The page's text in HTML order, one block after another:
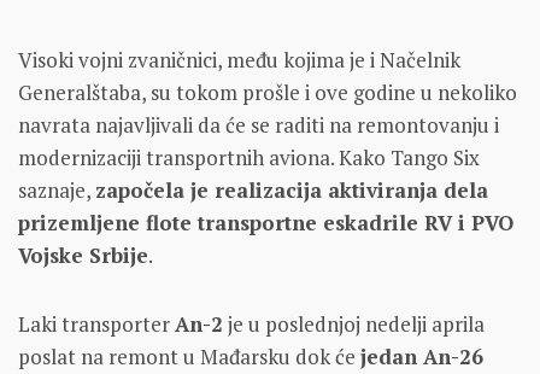
Visoki vojni zvaničnici, među kojima je i Načelnik
Generalštaba, su tokom prošle i ove godine u nekoliko
navrata najavljivali da će se raditi na remontovanju i
modernizaciji transportnih aviona. Kako Tango Six
saznaje, započela je realizacija aktiviranja dela
prizemljene flote transportne eskadrile RV i PVO
Vojske Srbije.
Laki transporterAn-2 je u poslednjoj nedelji aprila
poslat na remont u Mađarsku dok će jedan An-26